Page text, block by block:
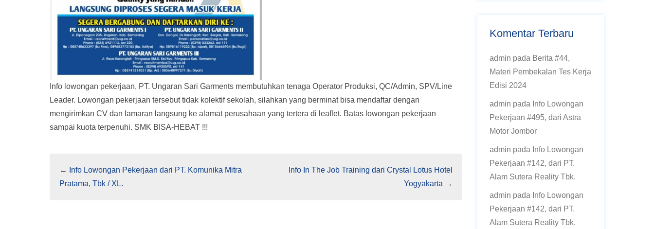
Info lowongan pekerjaan, PT. Ungaran Sari Garments membutuhkan tenaga Operator Produksi, QC/Admin, SPV/Line
Leader. Lowongan pekerjaan tersebut tidak kolektif sekolah, silahkan yang berminat bisa mendaftar dengan
mengirimkan CV dan lamaran langsung ke alamat perusahaan yang tertera di leaflet. Batas lowongan pekerjaan
sampai kuota terpenuhi. SMK BISA-HEBAT !!!
←
Info Lowongan Pekerjaan dari PT. Komunika Mitra
Pratama, Tbk / XL.
Info In The Job Training dari Crystal Lotus Hotel
Yogyakarta →
Komentar Terbaru
admin pada Berita #44,
Materi Pembekalan Tes Kerja
Edisi 2024
admin pada Info Lowongan
Pekerjaan #495, dari Astra
Motor Jombor
admin pada Info Lowongan
Pekerjaan #142, dari PT.
Alam Sutera Reality Tbk.
admin pada Info Lowongan
Pekerjaan #142, dari PT.
Alam Sutera Reality Tbk.